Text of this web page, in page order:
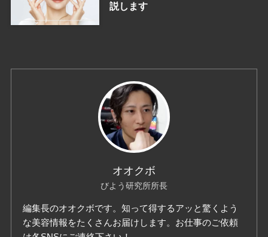
説します
オオクボ
びよう研究所所長
編集長のオオクボです。知って得するアッと驚くよう
な美容情報をたくさんお届けします。お仕事のご依頼